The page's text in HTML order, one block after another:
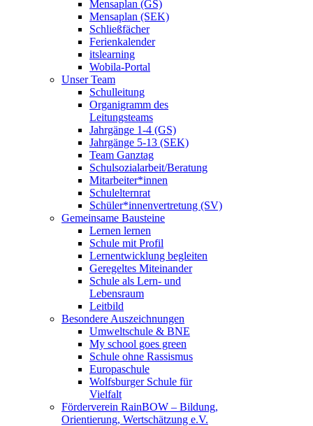
Mensaplan (GS)
Mensaplan (SEK)
Schließfächer
Ferienkalender
itslearning
Wobila-Portal
Unser Team
Schulleitung
Organigramm des
Leitungsteams
Jahrgänge 1-4 (GS)
Jahrgänge 5-13 (SEK)
Team Ganztag
Schulsozialarbeit/Beratung
Mitarbeiter*innen
Schulelternrat
Schüler*innenvertretung (SV)
Gemeinsame Bausteine
Lernen lernen
Schule mit Profil
Lernentwicklung begleiten
Geregeltes Miteinander
Schule als Lern- und
Lebensraum
Leitbild
Besondere Auszeichnungen
Umweltschule & BNE
My school goes green
Schule ohne Rassismus
Europaschule
Wolfsburger Schule für
Vielfalt
Förderverein RainBOW – Bildung,
Orientierung, Wertschätzung e.V.